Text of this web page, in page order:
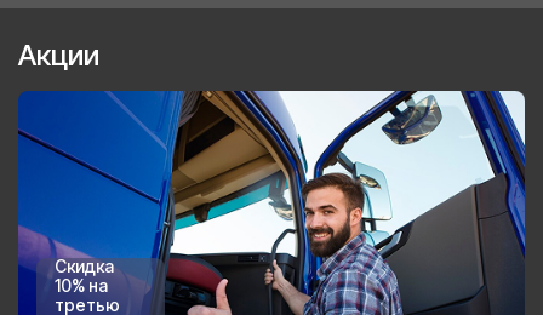
Акции
Скидка
10% на
третью